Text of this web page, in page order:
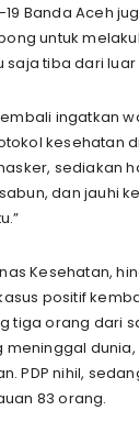
Banda Aceh
untuk
saja tiba dari
ingatkan
kesehatan
sediakan
dan jauhi
Kesehatan,
positif
tiga orang dari
meninggal
PDP nihil,
83 orang.